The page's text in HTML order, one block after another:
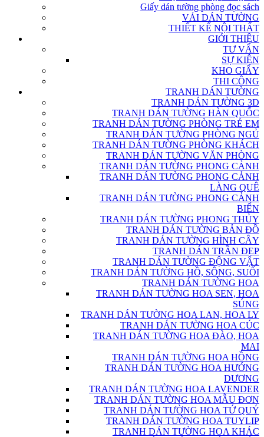
Giấy dán tường phòng đọc sách
VẢI DÁN TƯỜNG
THIẾT KẾ NỘI THẤT
GIỚI THIỆU
TƯ VẤN
SỰ KIỆN
KHO GIẤY
THI CÔNG
TRANH DÁN TƯỜNG
TRANH DÁN TƯỜNG 3D
TRANH DÁN TƯỜNG HÀN QUỐC
TRANH DÁN TƯỜNG PHÒNG TRẺ EM
TRANH DÁN TƯỜNG PHÒNG NGỦ
TRANH DÁN TƯỜNG PHÒNG KHÁCH
TRANH DÁN TƯỜNG VĂN PHÒNG
TRANH DÁN TƯỜNG PHONG CẢNH
TRANH DÁN TƯỜNG PHONG CẢNH
LÀNG QUÊ
TRANH DÁN TƯỜNG PHONG CẢNH
BIỂN
TRANH DÁN TƯỜNG PHONG THỦY
TRANH DÁN TƯỜNG BẢN ĐỒ
TRANH DÁN TƯỜNG HÌNH CÂY
TRANH DÁN TRẦN ĐẸP
TRANH DÁN TƯỜNG ĐỘNG VẬT
TRANH DÁN TƯỜNG HỒ, SÔNG, SUỐI
TRANH DÁN TƯỜNG HOA
TRANH DÁN TƯỜNG HOA SEN, HOA
SÚNG
TRANH DÁN TƯỜNG HOA LAN, HOA LY
TRANH DÁN TƯỜNG HOA CÚC
TRANH DÁN TƯỜNG HOA ĐÀO, HOA
MAI
TRANH DÁN TƯỜNG HOA HỒNG
TRANH DÁN TƯỜNG HOA HƯỚNG
DƯƠNG
TRANH DÁN TƯỜNG HOA LAVENDER
TRANH DÁN TƯỜNG HOA MẪU ĐƠN
TRANH DÁN TƯỜNG HOA TỨ QUÝ
TRANH DÁN TƯỜNG HOA TUYLIP
TRANH DÁN TƯỜNG HOA KHÁC